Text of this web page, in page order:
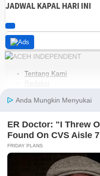
JADWAL KAPAL HARI INI
Tentang Kami
Redaksi
Pedoman Media Siber
Kebijakan Privasi
Jaringan Social
Facebook
Instagram